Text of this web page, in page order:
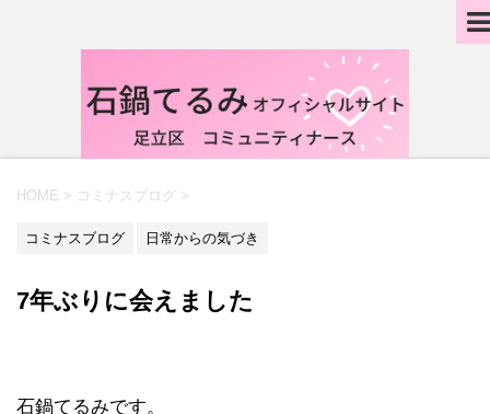
HOME > コミナスブログ >
コミナスブログ 日常からの気づき
7年ぶりに会えました
石鍋てるみです。